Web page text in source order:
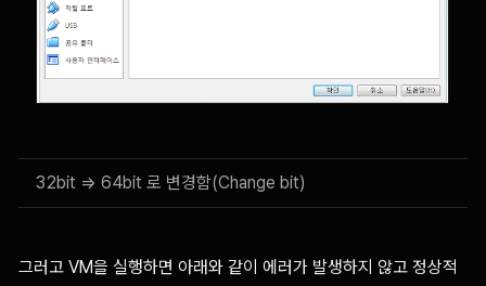
32bit => 64bit 로 변경함(Change bit)
그러고 VM을 실행하면 아래와 같이 에러가 발생하지 않고 정상적